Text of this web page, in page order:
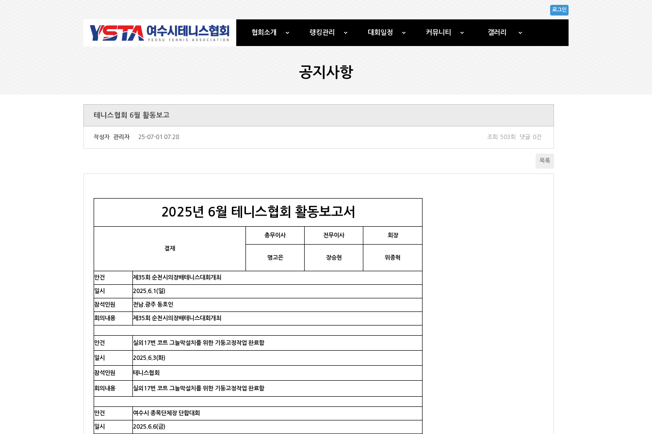
협회소개 랭킹관리 대회일정 커뮤니티 갤러리
로그인
공지사항
테니스협회 6월 활동보고
작성자 관리자 25-07-01 07:28 조회 503회 댓글 0건
목록
2025년 6월 테니스협회 활동보고서
결재
총무이사 전무이사 회장
명고은 장승현 위종혁
안건 제35회 순천시의장배테니스대회개최
일시 2025.6.1(일)
참석인원 전남.광주 동호인
회의내용 제35회 순천시의장배테니스대회개최
안건 실외17번 코트 그늘막설치를 위한 기둥고정작업 완료함
일시 2025.6.3(화)
참석인원 테니스협회
회의내용 실외17번 코트 그늘막설치를 위한 기둥고정작업 완료함
안건 여수시 종목단체장 단합대회
일시 2025.6.6(금)